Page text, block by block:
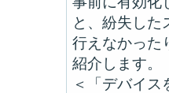
と、紛失した
行えなかった
紹介します。
＜「デバイ